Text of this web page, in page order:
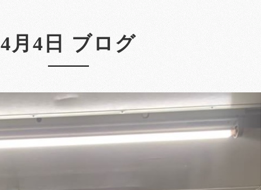
4月4日 ブログ